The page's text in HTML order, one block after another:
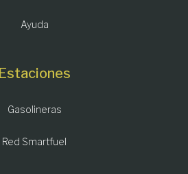
Ayuda
Estaciones
Gasolineras
Red Smartfuel